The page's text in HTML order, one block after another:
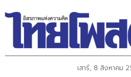
เสาร์, 8 สิงหาคม